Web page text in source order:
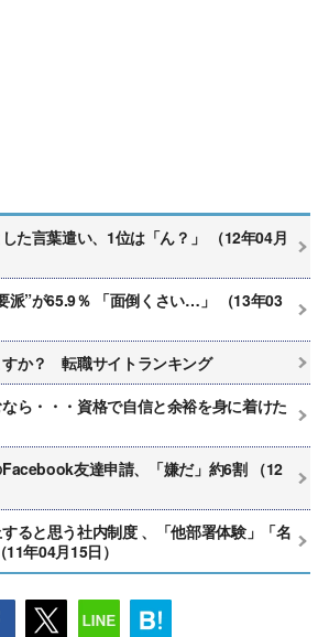
した言葉遣い、1位は「ん？」 （12年04月
派”が65.9％ 「面倒くさい…」 （13年03
か？ 転職サイトランキング
ら・・・資格で自信と余裕を身に着けた
友達申請、「嫌だ」約6割 （12
ると思う社内制度 、「他部署体験」「名
年04月15日）